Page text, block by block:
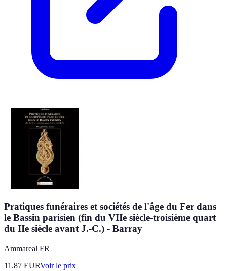
Pratiques funéraires et sociétés de l'âge du Fer dans
le Bassin parisien (fin du VIIe siècle-troisième quart
du IIe siècle avant J.-C.) - Barray
Ammareal FR
11.87 EURVoir le prix